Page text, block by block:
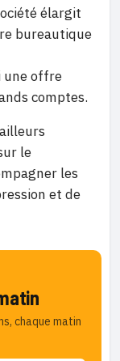
élargit
bureautique
une offre
comptes.
le
les
et de
chaque matin